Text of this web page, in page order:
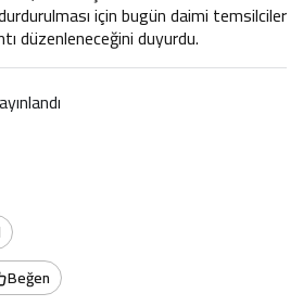
durdurulması için bugün daimi temsilciler
düzenleneceğini duyurdu.
Beğen